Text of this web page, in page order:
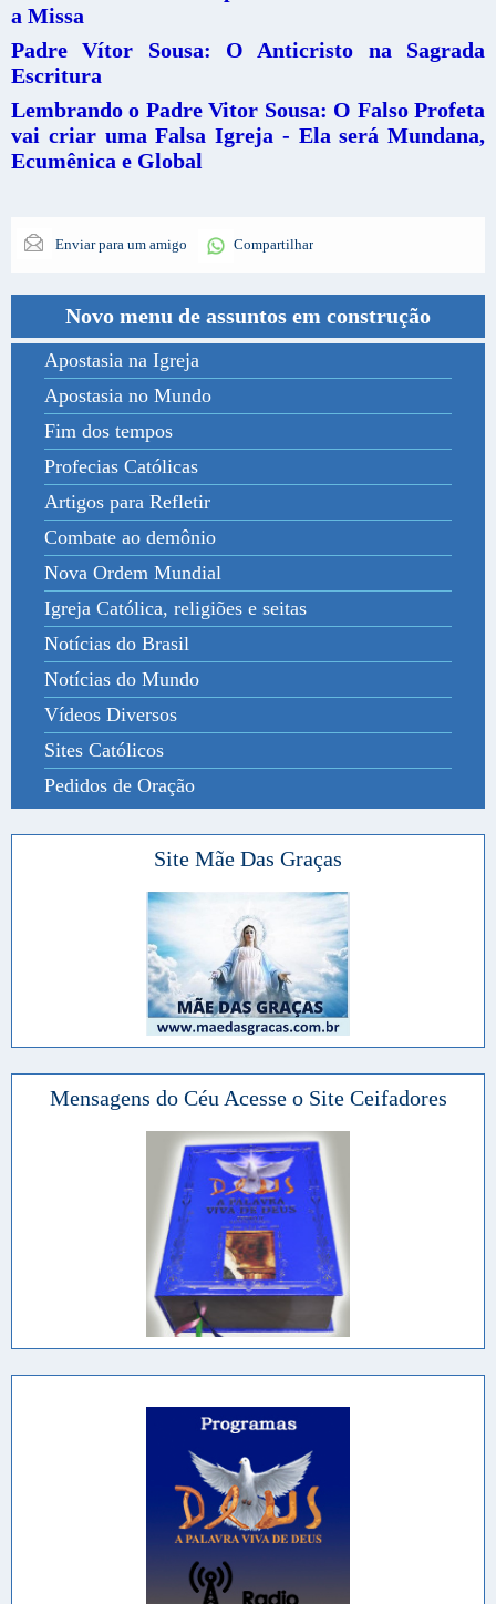
a Missa
Padre Vítor Sousa: O Anticristo na Sagrada
Escritura
Lembrando o Padre Vitor Sousa: O Falso Profeta
vai criar uma Falsa Igreja - Ela será Mundana,
Ecumênica e Global
Enviar para um amigo Compartilhar
Novo menu de assuntos em construção
Apostasia na Igreja
Apostasia no Mundo
Fim dos tempos
Profecias Católicas
Artigos para Refletir
Combate ao demônio
Nova Ordem Mundial
Igreja Católica, religiões e seitas
Notícias do Brasil
Notícias do Mundo
Vídeos Diversos
Sites Católicos
Pedidos de Oração
Site Mãe Das Graças
Mensagens do Céu Acesse o Site Ceifadores